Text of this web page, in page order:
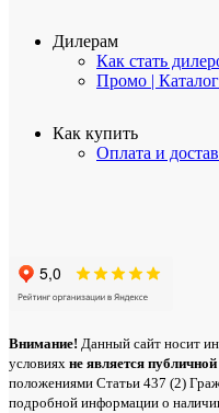
Дилерам
Как стать
Промо |
Как купить
Оплата и
Внимание! Данный сайт носит
условиях не является
положениями Статьи 437 (2)
подробной информации о